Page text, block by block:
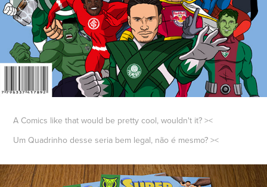
A Comics like that would be pretty cool, wouldn't it? ><
Um Quadrinho desse seria bem legal, não é mesmo? ><